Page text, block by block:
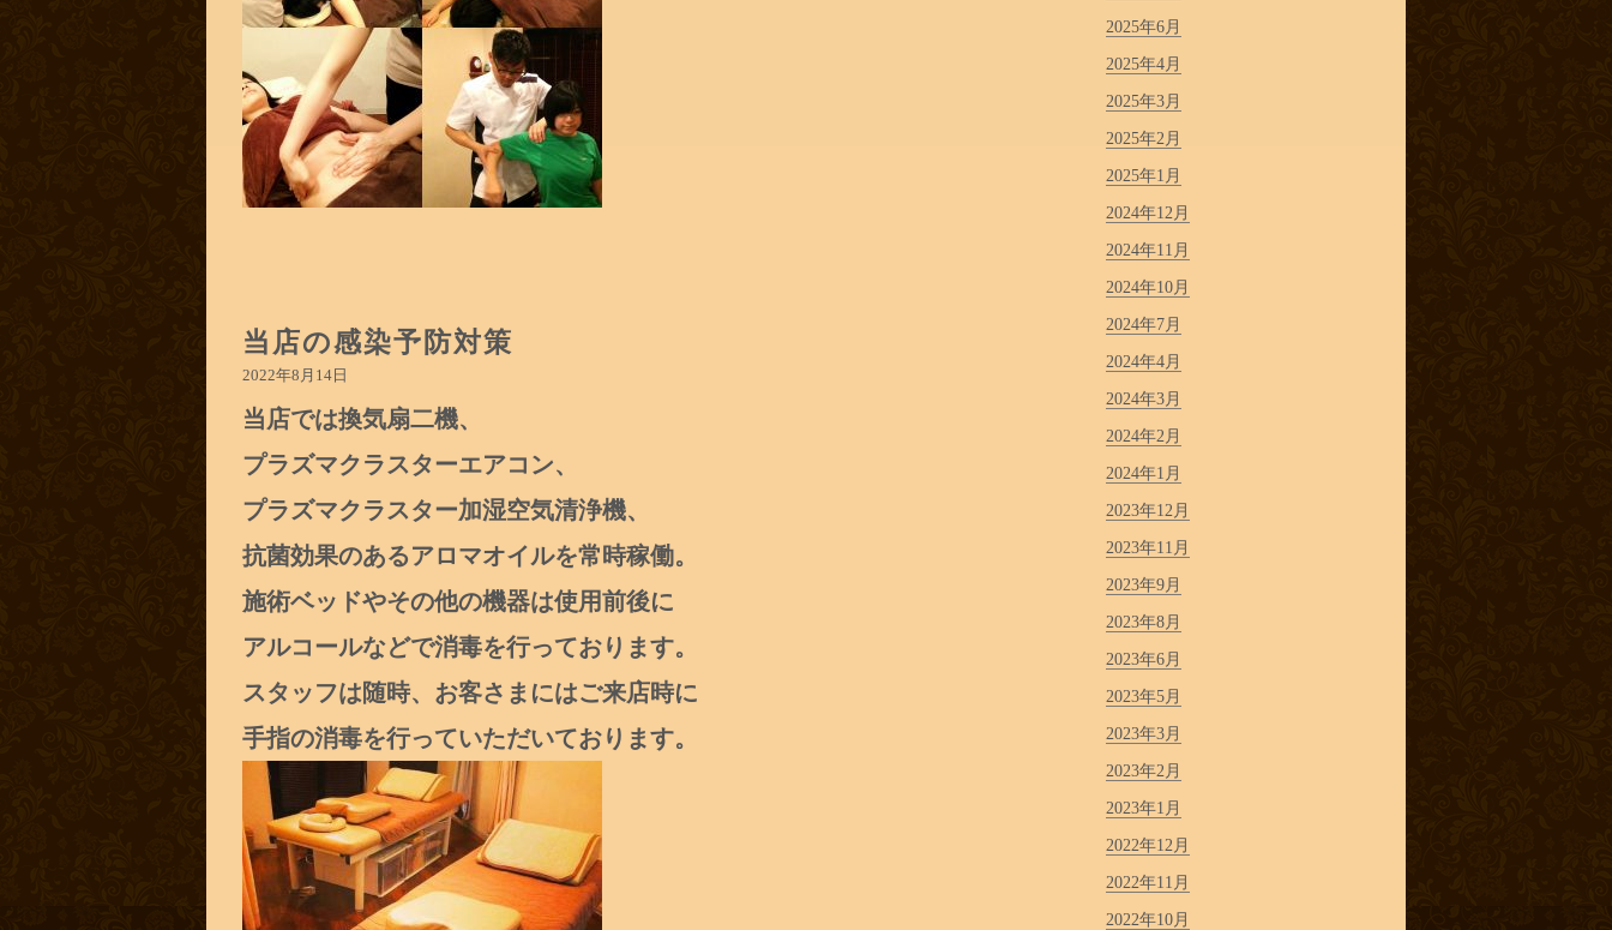
当店の感染予防対策
2022年8月14日
当店では換気扇二機、
プラズマクラスターエアコン、
プラズマクラスター加湿空気清浄機、
抗菌効果のあるアロマオイルを常時稼働。
施術ベッドやその他の機器は使用前後に
アルコールなどで消毒を行っております。
スタッフは随時、お客さまにはご来店時に
手指の消毒を行っていただいております。
2025年6月
2025年4月
2025年3月
2025年2月
2025年1月
2024年12月
2024年11月
2024年10月
2024年7月
2024年4月
2024年3月
2024年2月
2024年1月
2023年12月
2023年11月
2023年9月
2023年8月
2023年6月
2023年5月
2023年3月
2023年2月
2023年1月
2022年12月
2022年11月
2022年10月